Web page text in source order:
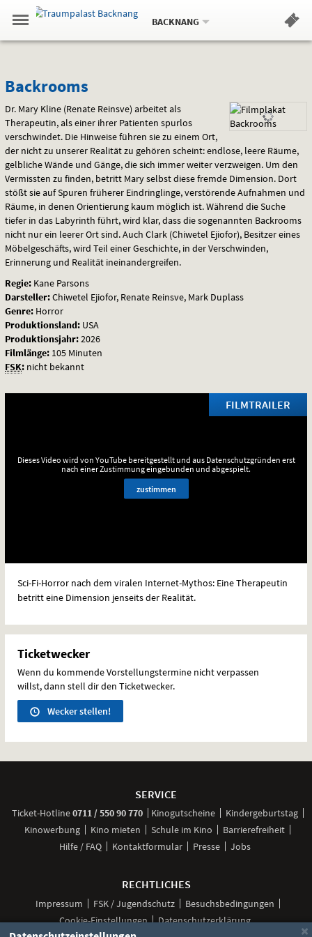
Springe
zum
,zum
.
Navigation
Gehe
zur
Standortauswahl
Standort:
BACKNANG.
Hinweis
Backrooms
Backrooms
Dr. Mary Kline (Renate Reinsve) arbeitet als
Therapeutin, als einer ihrer Patienten spurlos
verschwindet. Die Hinweise führen sie zu einem Ort,
der nicht zu unserer Realität zu gehören scheint: endlose, leere Räume,
gelbliche Wände und Gänge, die sich immer weiter verzweigen. Um den
Vermissten zu finden, betritt Mary selbst diese fremde Dimension. Dort
stößt sie auf Spuren früherer Eindringlinge, verstörende Aufnahmen und
Räume, in denen Orientierung kaum möglich ist. Während die Suche
tiefer in das Labyrinth führt, wird klar, dass die sogenannten Backrooms
nicht nur ein leerer Ort sind. Auch Clark (Chiwetel Ejiofor), Besitzer eines
Möbelgeschäfts, wird Teil einer Geschichte, in der Verschwinden,
Erinnerung und Realität ineinandergreifen.
Regie: Kane Parsons
Darsteller:Chiwetel Ejiofor, Renate Reinsve, Mark Duplass
Genre: Horror
Produktionsland: USA
Produktionsjahr:2026
Filmlänge: 105 Minuten
FSK: nicht bekannt
FILMTRAILER
Dieses Video wird von YouTube bereitgestellt und aus Datenschutzgründen erst
nach einer Zustimmung eingebunden und abgespielt.
zustimmen
Sci-Fi-Horror nach dem viralen Internet-Mythos: Eine Therapeutin
betritt eine Dimension jenseits der Realität.
Ticketwecker
Wenn du kommende Vorstellungstermine nicht verpassen
willst, dann stell dir den Ticketwecker.
Wecker stellen!
SERVICE
Ticket-Hotline0711 / 550 90 770anrufen
Kinogutscheine
Kindergeburtstag
Kinowerbung
Kino mieten Schule im Kino
Barrierefreiheit
Hilfe / FAQ
Kontaktformular Presse Jobs
RECHTLICHES
Impressum FSK / Jugendschutz
Besuchsbedingungen
Cookie-Einstellungen
Datenschutzerklärung
×